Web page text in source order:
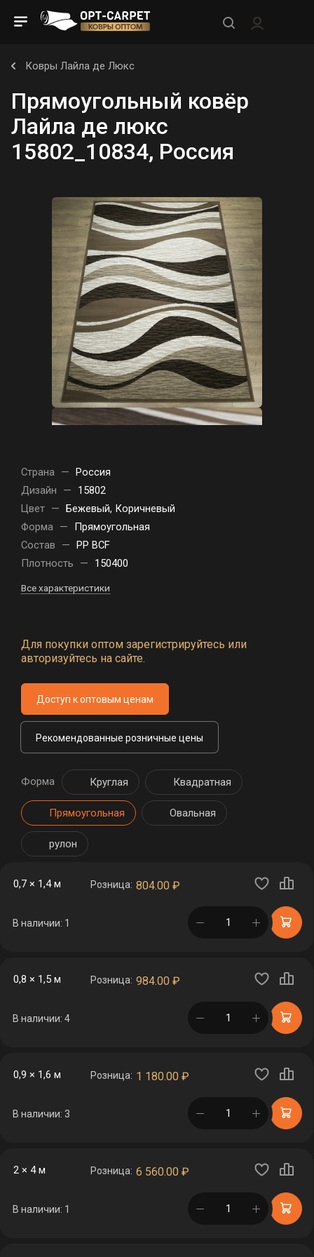
Ковры Лайла де Люкс
Прямоугольный ковёр
Лайла де люкс
15802_10834, Россия
Страна — Россия
Дизайн
—
15802
Цвет — Бежевый, Коричневый
Форма —
Прямоугольная
Состав
— PP BCF
Плотность
— 150400
Все характеристики
Для покупки оптом зарегистрируйтесь или
авторизуйтесь на сайте.
Доступ к оптовым ценам
Рекомендованные розничные цены
Форма Круглая Квадратная
Прямоугольная Овальная
рулон
0,7 × 1,4 м Розница: 804.00 ₽
В наличии: 1 в корзине
0,8 × 1,5 м Розница: 984.00 ₽
В наличии: 4 в корзине
0,9 × 1,6 м Розница: 1 180.00 ₽
В наличии: 3 в корзине
2 × 4 м Розница: 6 560.00 ₽
В наличии: 1 в корзине